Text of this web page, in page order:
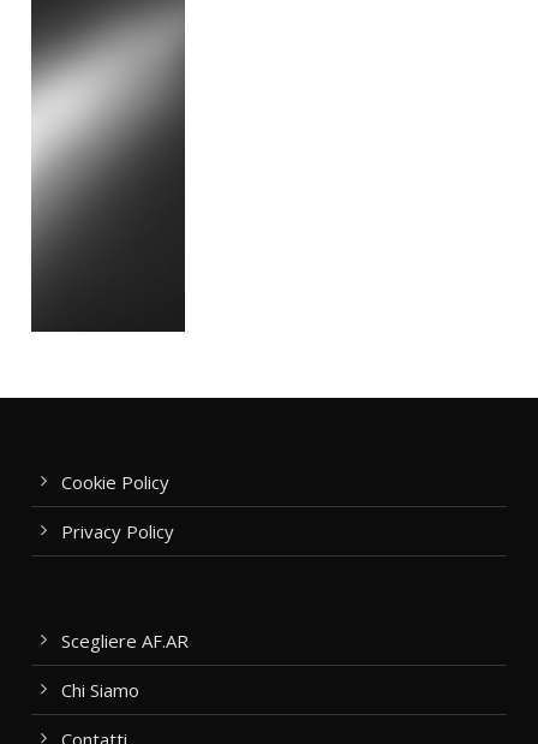
Cookie Policy
Privacy Policy
Scegliere AF.AR
Chi Siamo
Contatti